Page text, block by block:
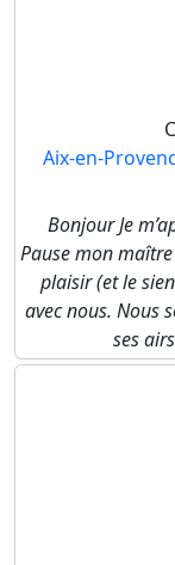
Aix-en-
Bonjour Je
Pause mon
plaisir (et le
avec nous. Nous
ses